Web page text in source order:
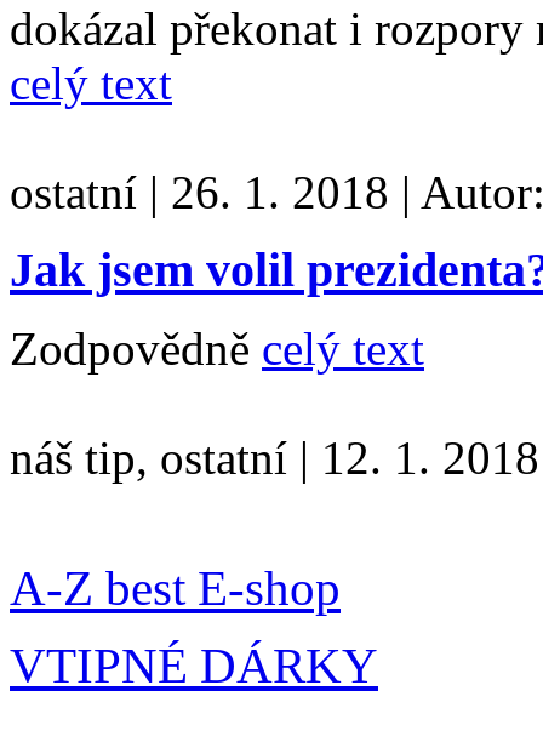
dokázal překonat i
celý text
ostatní | 26. 1. 2018 |
Jak jsem volil
Zodpovědně celý text
náš tip, ostatní | 12. 1. 2018
A-Z best E-shop
VTIPNÉ DÁRKY